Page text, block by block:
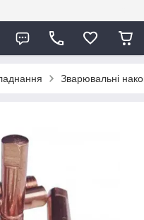
Зварювальні